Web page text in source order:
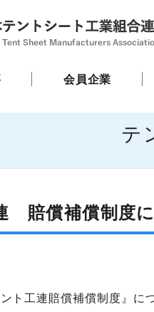
会員企業
テ
賠償補償制度
ト工連賠償補償制度』